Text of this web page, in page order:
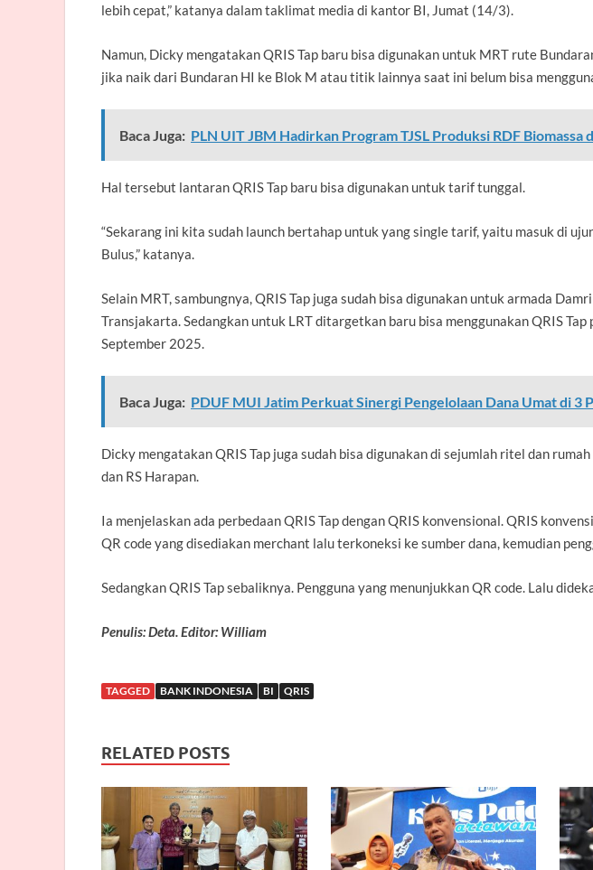
lebih cepat,” katanya dalam taklimat media di kantor BI, Jumat (14/3).
Namun, Dicky mengatakan QRIS Tap baru bisa digunakan untuk MRT rute
jika naik dari Bundaran HI ke Blok M atau titik lainnya saat ini belum bisa
Baca Juga: PLN UIT JBM Hadirkan Program TJSL Produksi RDF Biomassa
Hal tersebut lantaran QRIS Tap baru bisa digunakan untuk tarif tunggal.
“Sekarang ini kita sudah launch bertahap untuk yang single tarif, yaitu masuk di
Bulus,” katanya.
Selain MRT, sambungnya, QRIS Tap juga sudah bisa digunakan untuk armada
Transjakarta. Sedangkan untuk LRT ditargetkan baru bisa menggunakan QRIS Tap
September 2025.
Baca Juga: PDUF MUI Jatim Perkuat Sinergi Pengelolaan Dana Umat di 3
Dicky mengatakan QRIS Tap juga sudah bisa digunakan di sejumlah ritel dan
dan RS Harapan.
Ia menjelaskan ada perbedaan QRIS Tap dengan QRIS konvensional. QRIS
QR code yang disediakan merchant lalu terkoneksi ke sumber dana, kemudian
Sedangkan QRIS Tap sebaliknya. Pengguna yang menunjukkan QR code. Lalu
Penulis: Deta. Editor: William
TAGGED BANK INDONESIA BI QRIS
RELATED POSTS